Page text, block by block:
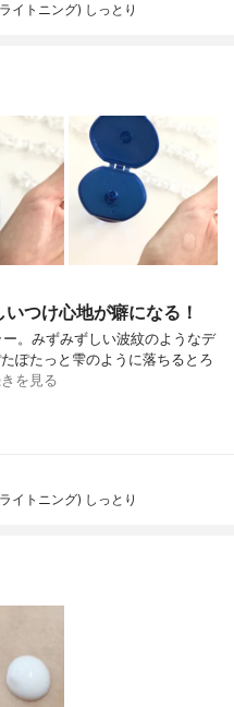
イトニング) しっとり
つけ心地が癖になる！
。みずみずしい波紋のようなデ
ぽたっと雫のように落ちるとろ
を見る
イトニング) しっとり